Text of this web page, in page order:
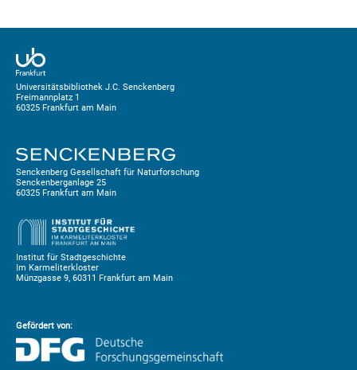
Universitätsbibliothek J.C. Senckenberg
Freimannplatz 1
60325 Frankfurt am Main
Senckenberg Gesellschaft für Naturforschung
Senckenberganlage 25
60325 Frankfurt am Main
Institut für Stadtgeschichte
Im Karmeliterkloster
Münzgasse 9, 60311 Frankfurt am Main
Gefördert von: